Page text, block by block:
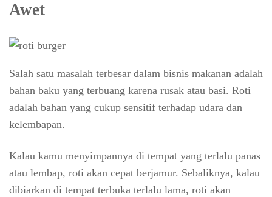
Awet
Salah satu masalah terbesar dalam bisnis makanan adalah
bahan baku yang terbuang karena rusak atau basi. Roti
adalah bahan yang cukup sensitif terhadap udara dan
kelembapan.
Kalau kamu menyimpannya di tempat yang terlalu panas
atau lembap, roti akan cepat berjamur. Sebaliknya, kalau
dibiarkan di tempat terbuka terlalu lama, roti akan